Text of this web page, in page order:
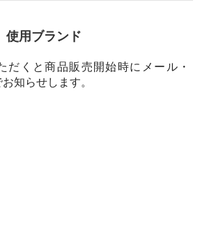
使用ブランド
だくと商品販売開始時にメール・
知らせします。